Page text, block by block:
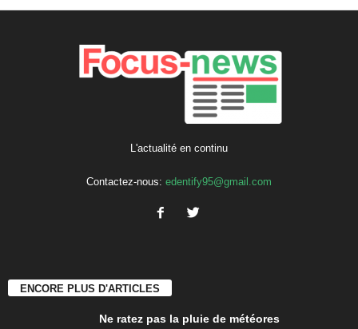
L'actualité en continu
Contactez-nous: edentify95@gmail.com
ENCORE PLUS D'ARTICLES
Ne ratez pas la pluie de météores